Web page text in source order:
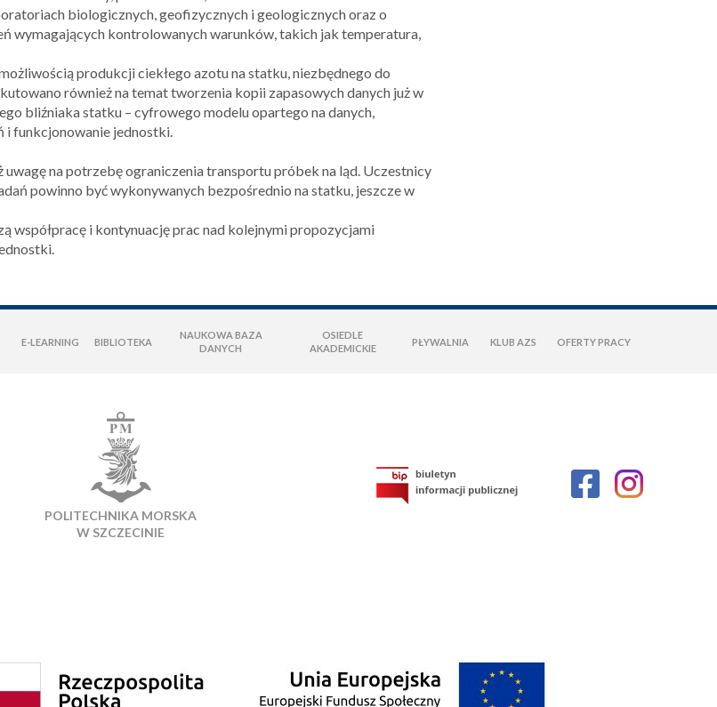
biologicznych, geofizycznych i geologicznych oraz o
wymagających kontrolowanych warunków, takich jak temperatura,
produkcji ciekłego azotu na statku, niezbędnego do
również na temat tworzenia kopii zapasowych danych już w
bliźniaka statku – cyfrowego modelu opartego na danych,
i funkcjonowanie jednostki.
na potrzebę ograniczenia transportu próbek na ląd. Uczestnicy
powinno być wykonywanych bezpośrednio na statku, jeszcze w
współpracę i kontynuację prac nad kolejnymi propozycjami
E-LEARNING BIBLIOTEKA
NAUKOWA BAZA
DANYCH
OSIEDLE
AKADEMICKIE
PŁYWALNIA KLUB AZS OFERTY PRACY
POLITECHNIKA MORSKA
W SZCZECINIE